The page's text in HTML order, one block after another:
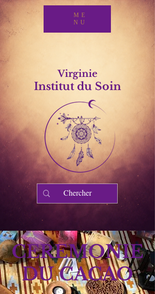
ME
NU
Virginie
Institut du Soin
CEREMONIE
DU CACAO